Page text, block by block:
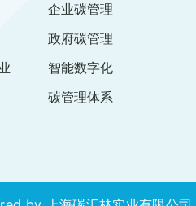
企业碳管理
政府碳管理
智能数字化
碳管理体系